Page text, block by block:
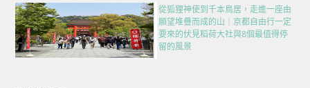
從狐狸神使到千本鳥居，走進一座由
願望堆疊而成的山｜京都自由行一定
要來的伏見稻荷大社與8個最值得停
留的風景